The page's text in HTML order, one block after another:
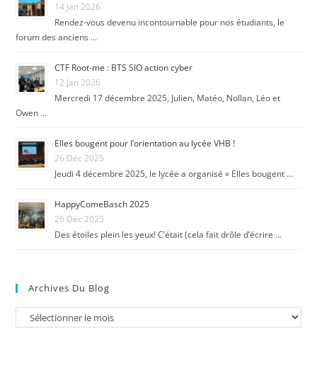
14 Jan 2026
Rendez-vous devenu incontournable pour nos étudiants, le
forum des anciens …
CTF Root-me : BTS SIO action cyber
12 Jan 2026
Mercredi 17 décembre 2025, Julien, Matéo, Nollan, Léo et
Owen …
Elles bougent pour l’orientation au lycée VHB !
26 Déc 2025
Jeudi 4 décembre 2025, le lycée a organisé « Elles bougent …
HappyComeBasch 2025
26 Déc 2025
Des étoiles plein les yeux! C’était (cela fait drôle d’écrire …
Archives Du Blog